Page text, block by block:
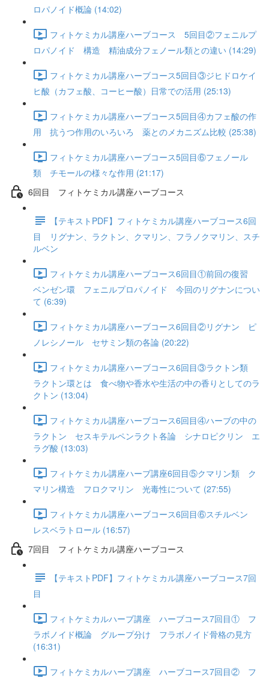
ロパノイド概論 (14:02)
フィトケミカル講座ハーブコース 5回目②フェニルプ
ロパノイド 構造 精油成分フェノール類との違い (14:29)
フィトケミカル講座ハーブコース5回目③ジヒドロケイ
ヒ酸（カフェ酸、コーヒー酸）日常での活用 (25:13)
フィトケミカル講座ハーブコース5回目④カフェ酸の作
用 抗うつ作用のいろいろ 薬とのメカニズム比較 (25:38)
フィトケミカル講座ハーブコース5回目⑥フェノール
類 チモールの様々な作用 (21:17)
6回目 フィトケミカル講座ハーブコース
【テキストPDF】フィトケミカル講座ハーブコース6回
目 リグナン、ラクトン、クマリン、フラノクマリン、スチ
ルベン
フィトケミカル講座ハーブコース6回目①前回の復習
ベンゼン環 フェニルプロパノイド 今回のリグナンについ
て (6:39)
フィトケミカル講座ハーブコース6回目②リグナン ピ
ノレシノール セサミン類の各論 (20:22)
フィトケミカル講座ハーブコース6回目③ラクトン類
ラクトン環とは 食べ物や香水や生活の中の香りとしてのラ
クトン (13:04)
フィトケミカル講座ハーブコース6回目④ハーブの中の
ラクトン セスキテルペンラクト各論 シナロピクリン エ
ラグ酸 (13:03)
フィトケミカル講座ハーブ講座6回目⑤クマリン類 ク
マリン構造 フロクマリン 光毒性について (27:55)
フィトケミカル講座ハーブコース6回目⑥スチルベン
レスベラトロール (16:57)
7回目 フィトケミカル講座ハーブコース
【テキストPDF】フィトケミカル講座ハーブコース7回
目
フィトケミカルハーブ講座 ハーブコース7回目① フ
ラボノイド概論 グループ分け フラボノイド骨格の見方
(16:31)
フィトケミカルハーブ講座 ハーブコース7回目② フ